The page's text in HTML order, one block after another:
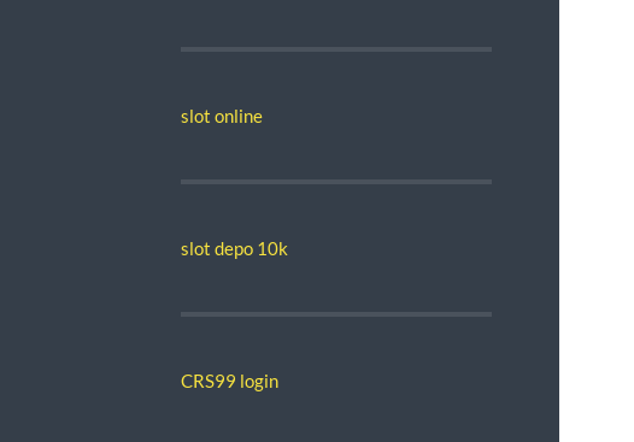
slot online
slot depo 10k
CRS99 login